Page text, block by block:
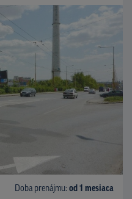
Doba prenájmu: od 1 mesiaca